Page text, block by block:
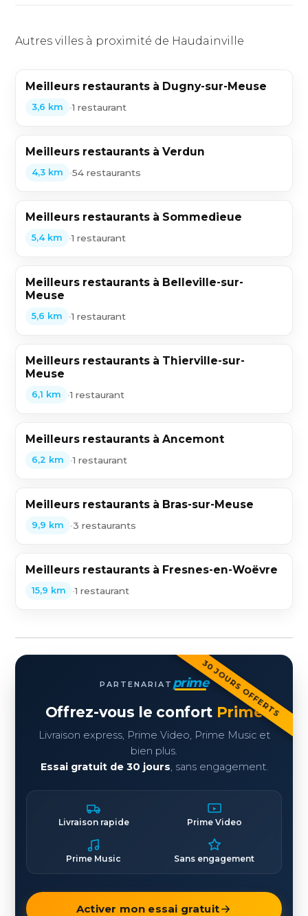
Autres villes à proximité de Haudainville
Meilleurs restaurants à Dugny-sur-Meuse
3,6 km •1 restaurant
Meilleurs restaurants à Verdun
4,3 km •54 restaurants
Meilleurs restaurants à Sommedieue
5,4 km •1 restaurant
Meilleurs restaurants à Belleville-sur-
Meuse
5,6 km •1 restaurant
Meilleurs restaurants à Thierville-sur-
Meuse
6,1 km •1 restaurant
Meilleurs restaurants à Ancemont
6,2 km •1 restaurant
Meilleurs restaurants à Bras-sur-Meuse
9,9 km •3 restaurants
Meilleurs restaurants à Fresnes-en-Woëvre
15,9 km •1 restaurant
30 JOURS OFFERTS
PARTENARIAT prime
Offrez-vous le confort Prime
Livraison express, Prime Video, Prime Music et
bien plus.
Essai gratuit de 30 jours, sans engagement.
Livraison rapide Prime Video
Prime Music Sans engagement
Activer mon essai gratuit